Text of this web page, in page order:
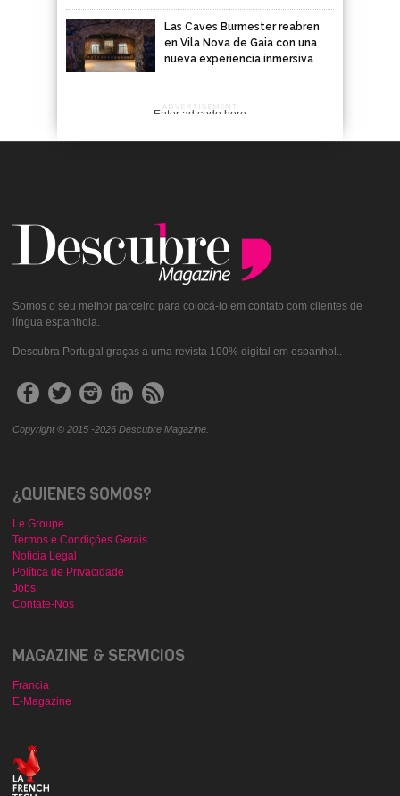
Las Caves Burmester reabren
en Vila Nova de Gaia con una
nueva experiencia inmersiva
ADVERTISEMENT
Enter ad code here
Somos o seu melhor parceiro para colocá-lo em contato com clientes de
língua espanhola.
Descubra Portugal graças a uma revista 100% digital em espanhol..
Copyright © 2015 -2026 Descubre Magazine.
¿QUIENES SOMOS?
Le Groupe
Termos e Condições Gerais
Notícia Legal
Política de Privacidade
Jobs
Contate-Nos
MAGAZINE & SERVICIOS
Francia
E-Magazine